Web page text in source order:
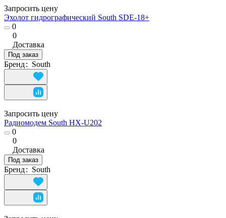
Запросить цену
Эхолот гидрографический South SDE-18+
0
0
Доставка
Под заказ
Бренд: South
Запросить цену
Радиомодем South HX-U202
0
0
Доставка
Под заказ
Бренд: South